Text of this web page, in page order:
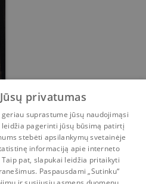
privatumas
suprastume jūsų naudojimąsi
pagerinti jūsų būsimą patirtį
stebėti apsilankymų svetainėje
informaciją apie interneto
pat, slapukai leidžia pritaikyti
Paspausdami „Sutinku“